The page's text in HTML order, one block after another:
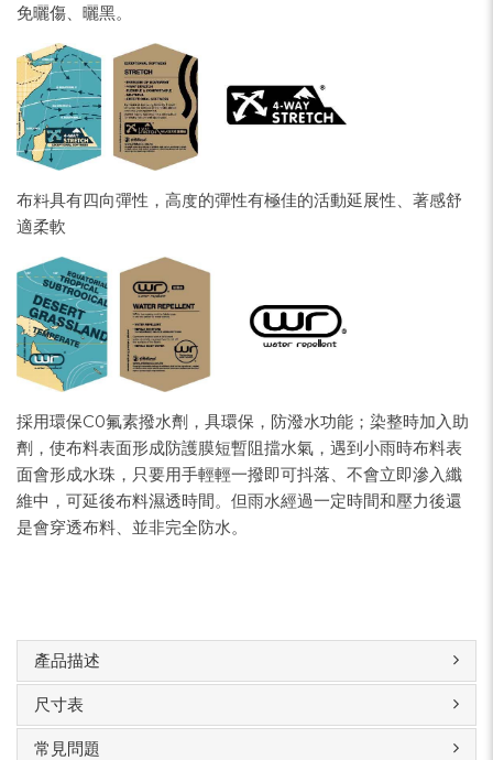
免曬傷、曬黑。
布料具有四向彈性，高度的彈性有極佳的活動延展性、著感舒
適柔軟
採用環保C0氟素撥水劑，具環保，防潑水功能；染整時加入助
劑，使布料表面形成防護膜短暫阻擋水氣，遇到小雨時布料表
面會形成水珠，只要用手輕輕一撥即可抖落、不會立即滲入纖
維中，可延後布料濕透時間。但雨水經過一定時間和壓力後還
是會穿透布料、並非完全防水。
產品描述
尺寸表
常見問題